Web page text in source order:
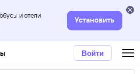
и отели
Установить
Войти